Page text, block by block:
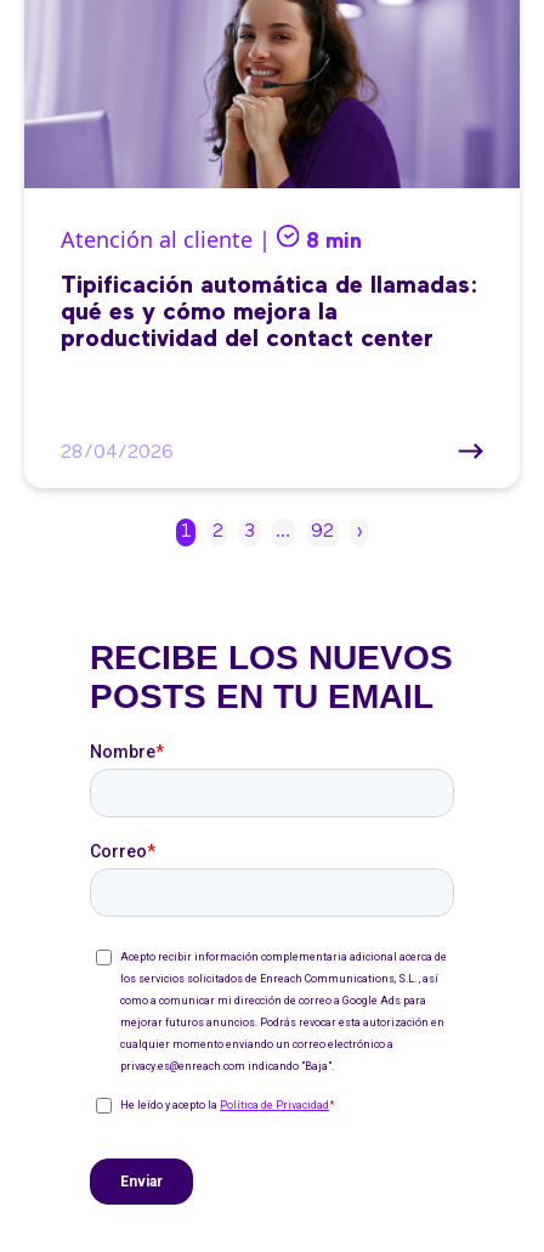
Atención al cliente | 8 min
Tipificación automática de llamadas:
qué es y cómo mejora la
productividad del contact center
28/04/2026
1 2 3 … 92 ›